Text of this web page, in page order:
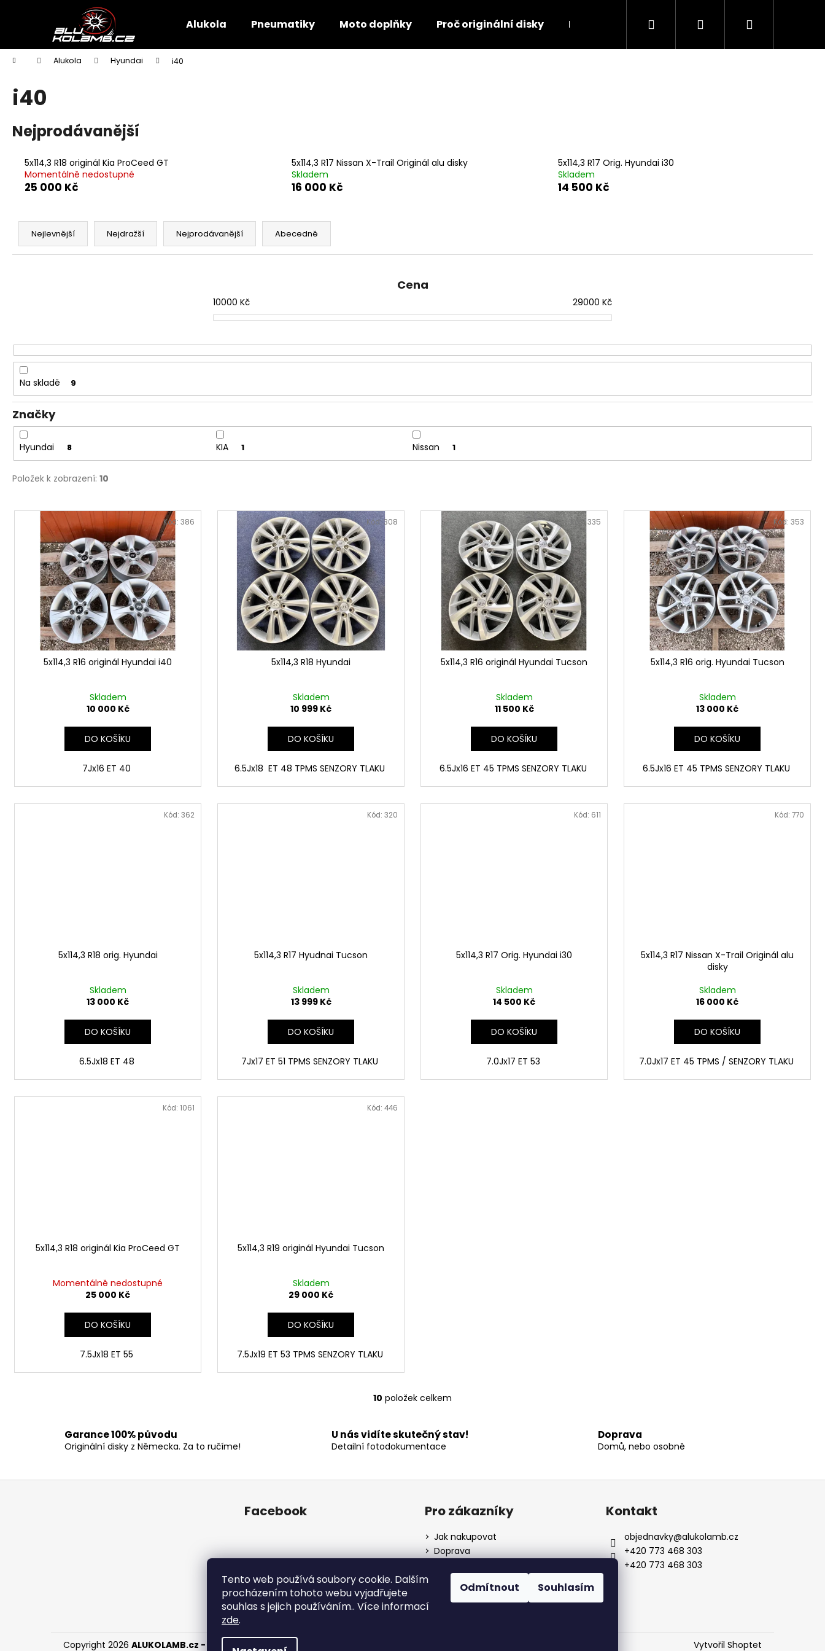
Tento web používá soubory cookie. Dalším
procházením tohoto webu vyjadřujete
souhlas s jejich používáním.. Více informací
zde.
Odmítnout Souhlasím
Alukola Pneumatiky Moto doplňky Proč originální disky Doprava Kontakty
Hledat PřihlášeníNákupní
Domů Alukola Hyundai i40
i40
Nejprodávanější
5x114,3 R18 originál Kia ProCeed GT
Momentálně nedostupné
25 000 Kč
5x114,3 R17 Nissan X-Trail Originál alu disky
Skladem
16 000 Kč
5x114,3 R17 Orig. Hyundai i30
Skladem
14 500 Kč
Ř
z
o
d
u
k
t
ů
Nejlevnější Nejdražší Nejprodávanější Abecedně
Cena
10000 Kč 29000 Kč
Na skladě 9
Značky
Hyundai 8 KIA 1 Nissan 1
Položek k zobrazení: 10
V
5x114,3 R16 originál Hyundai i40
Skladem
10 000 Kč
DO KOŠÍKU
7Jx16 ET 40
Kód: 386
5x114,3 R18 Hyundai
Skladem
10 999 Kč
DO KOŠÍKU
6.5Jx18 ET 48 TPMS SENZORY TLAKU
Kód:308
5x114,3 R16 originál Hyundai Tucson
Skladem
11 500 Kč
DO KOŠÍKU
6.5Jx16 ET 45 TPMS SENZORY TLAKU
Kód:335
5x114,3 R16 orig. Hyundai Tucson
Skladem
13 000 Kč
DO KOŠÍKU
6.5Jx16 ET 45 TPMS SENZORY TLAKU
Kód: 353
5x114,3 R18 orig. Hyundai
Skladem
13 000 Kč
DO KOŠÍKU
6.5Jx18 ET 48
Kód: 362
5x114,3 R17 Hyudnai Tucson
Skladem
13 999 Kč
DO KOŠÍKU
7Jx17 ET 51 TPMS SENZORY TLAKU
Kód: 320
5x114,3 R17 Orig. Hyundai i30
Skladem
14 500 Kč
DO KOŠÍKU
7.0Jx17 ET 53
Kód: 611
5x114,3 R17 Nissan X-Trail Originál alu
disky
Skladem
16 000 Kč
DO KOŠÍKU
7.0Jx17 ET 45 TPMS / SENZORY TLAKU
Kód: 770
5x114,3 R18 originál Kia ProCeed GT
Momentálně nedostupné
25 000 Kč
DO KOŠÍKU
7.5Jx18 ET 55
Kód: 1061
5x114,3 R19 originál Hyundai Tucson
Skladem
29 000 Kč
DO KOŠÍKU
7.5Jx19 ET 53 TPMS SENZORY TLAKU
Kód: 446
O
l
á
c
k
v
p
10 položek celkem
Garance 100% původu
Originální disky z Německa. Za to ručíme!
U nás vidíte skutečný stav!
Detailní fotodokumentace
Doprava
Domů, nebo osobně
í
Zpět
do
obchodu
Zpět
do
obchodu
Doporučujeme
Z
Facebook Pro zákazníky
Jak nakupovat
Doprava
Obchodní podmínky
Podmínky ochrany osobních
údajů
Kontakt
objednavky@alukolamb.cz
+420 773 468 303
+420 773 468 303
Vytvořil Shoptet
Copyright 2026 ALUKOLAMB.cz - prodej použitých disku a pneumatik